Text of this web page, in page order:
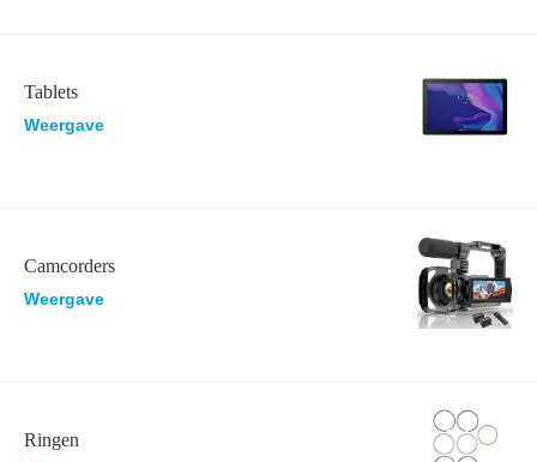
Tablets
Weergave
Camcorders
Weergave
Ringen